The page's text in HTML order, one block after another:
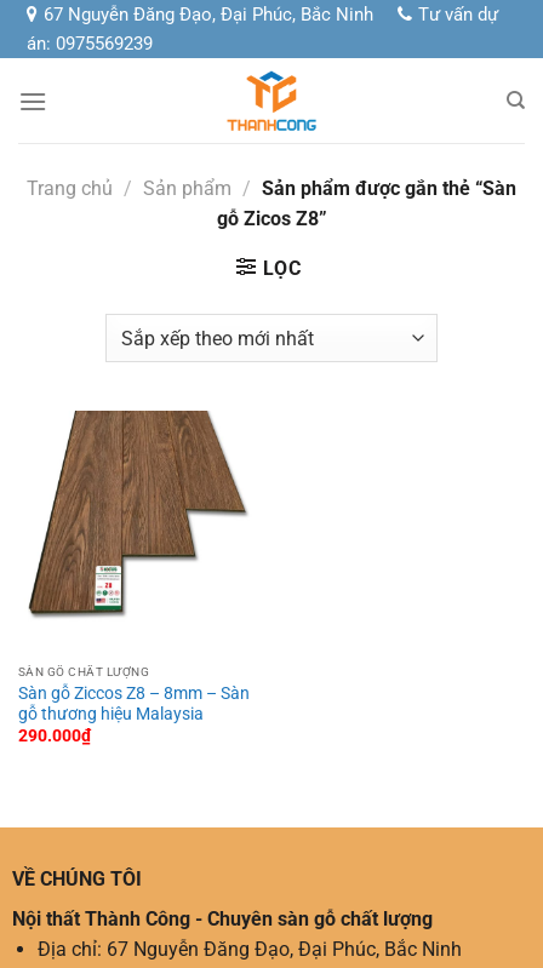
Chuyển
đến
dung
67 Nguyễn Đăng Đạo, Đại Phúc, Bắc Ninh
Tư vấn dự
án: 0975569239
Trang chủ / Sản phẩm / Sản phẩm được gắn thẻ “Sàn
gỗ Zicos Z8”
LỌC
SÀN GỖ CHẤT LƯỢNG
Sàn gỗ Ziccos Z8 – 8mm – Sàn
gỗ thương hiệu Malaysia
290.000₫
VỀ CHÚNG TÔI
Nội thất Thành Công - Chuyên sàn gỗ chất lượng
Địa chỉ: 67 Nguyễn Đăng Đạo, Đại Phúc, Bắc Ninh